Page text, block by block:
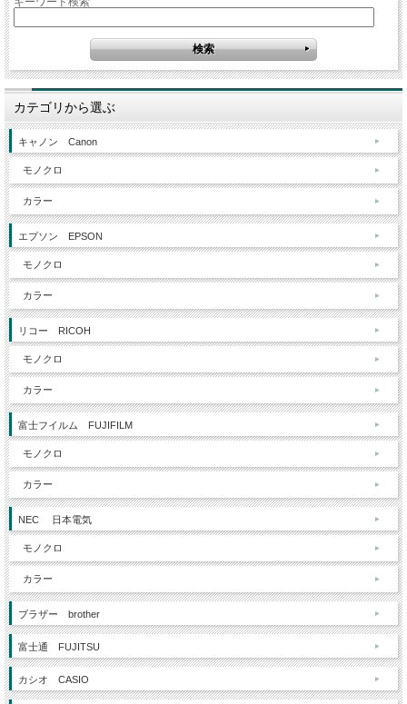
カテゴリから選ぶ
キャノン Canon
モノクロ
カラー
エプソン EPSON
モノクロ
カラー
リコー RICOH
モノクロ
カラー
富士フイルム FUJIFILM
モノクロ
カラー
NEC 日本電気
モノクロ
カラー
ブラザー brother
富士通 FUJITSU
カシオ CASIO